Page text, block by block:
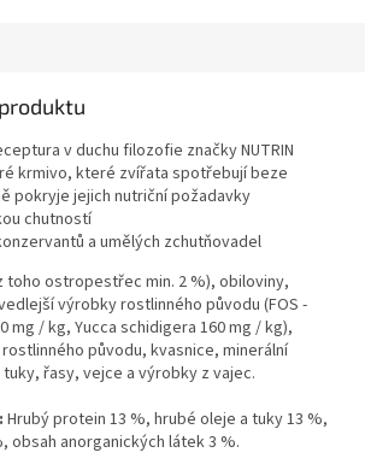
v duchu filozofie značky NUTRIN
krmivo, které zvířata spotřebují beze
pokryje jejich nutriční požadavky
chutností
a umělých zchutňovadel
toho ostropestřec min. 2 %), obiloviny,
výrobky rostlinného původu (FOS -
mg / kg, Yucca schidigera 160 mg / kg),
původu, kvasnice, minerální
řasy, vejce a výrobky z vajec.
Hrubý protein 13 %, hrubé oleje a tuky 13 %,
obsah anorganických látek 3 %.